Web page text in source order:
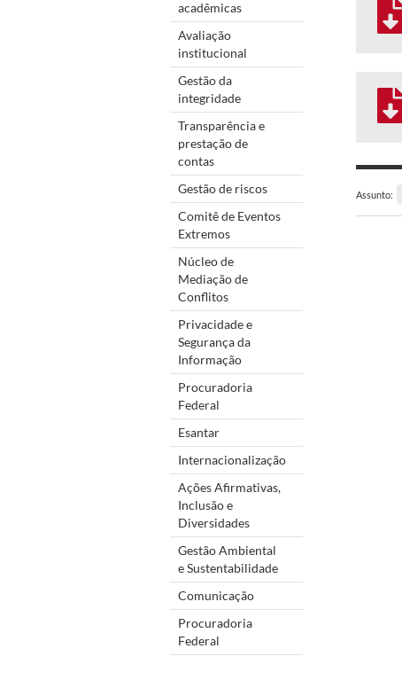
acadêmicas
Avaliação
institucional
Gestão da
integridade
Transparência e
prestação de
contas
Gestão de riscos
Comitê de Eventos
Extremos
Núcleo de
Mediação de
Conflitos
Privacidade e
Segurança da
Informação
Procuradoria
Federal
Esantar
Internacionalização
Ações Afirmativas,
Inclusão e
Diversidades
Gestão Ambiental
e Sustentabilidade
Comunicação
Procuradoria
Federal
Assunto: